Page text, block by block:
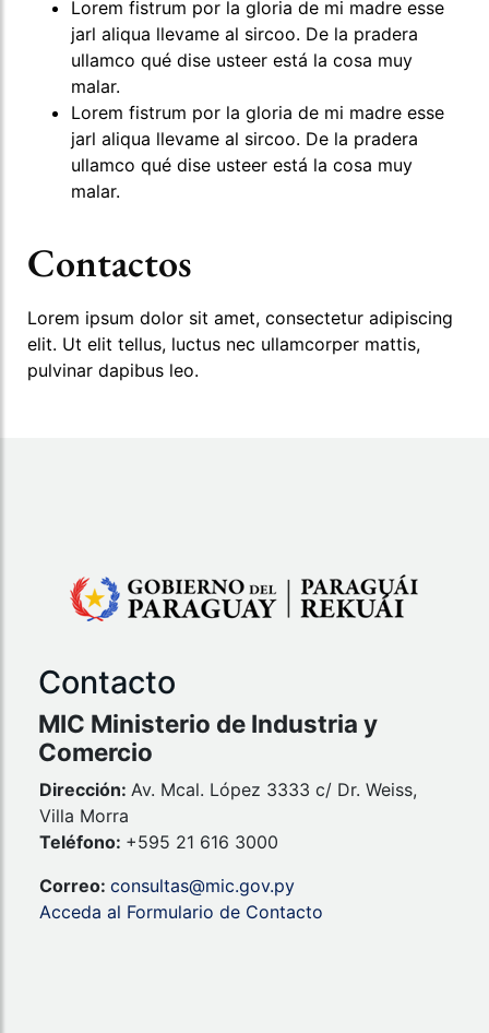
Lorem fistrum por la gloria de mi madre esse
jarl aliqua llevame al sircoo. De la pradera
ullamco qué dise usteer está la cosa muy
malar.
Lorem fistrum por la gloria de mi madre esse
jarl aliqua llevame al sircoo. De la pradera
ullamco qué dise usteer está la cosa muy
malar.
Contactos
Lorem ipsum dolor sit amet, consectetur adipiscing
elit. Ut elit tellus, luctus nec ullamcorper mattis,
pulvinar dapibus leo.
Contacto
MIC Ministerio de Industria y
Comercio
Dirección: Av. Mcal. López 3333 c/ Dr. Weiss,
Villa Morra
Teléfono: +595 21 616 3000
Correo: consultas@mic.gov.py
Acceda al Formulario de Contacto